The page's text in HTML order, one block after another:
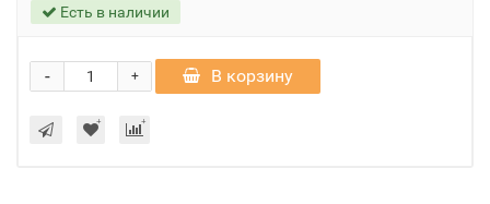
Есть в наличии
+
- В корзину